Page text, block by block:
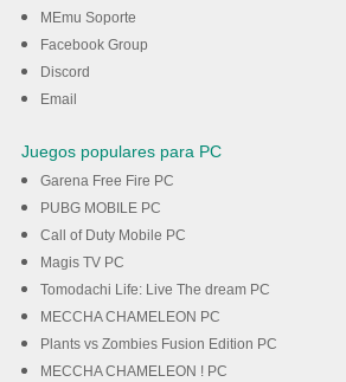
MEmu Soporte
Facebook Group
Discord
Email
Juegos populares para PC
Garena Free Fire PC
PUBG MOBILE PC
Call of Duty Mobile PC
Magis TV PC
Tomodachi Life: Live The dream PC
MECCHA CHAMELEON PC
Plants vs Zombies Fusion Edition PC
MECCHA CHAMELEON ! PC